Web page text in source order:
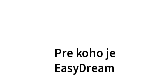
Pre koho je
EasyDream